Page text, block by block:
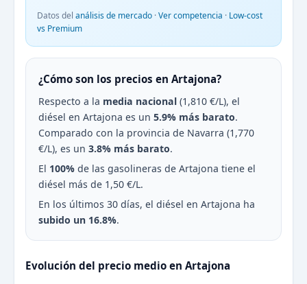
Datos del análisis de mercado ·Ver competencia · Low-cost
vs Premium
¿Cómo son los precios en Artajona?
Respecto a la media nacional (1,810 €/L), el
diésel en Artajona es un 5.9% más barato.
Comparado con la provincia de Navarra (1,770
€/L), es un 3.8% más barato.
El 100% de las gasolineras de Artajona tiene el
diésel más de 1,50 €/L.
En los últimos 30 días, el diésel en Artajona ha
subido un 16.8%.
Evolución del precio medio en Artajona